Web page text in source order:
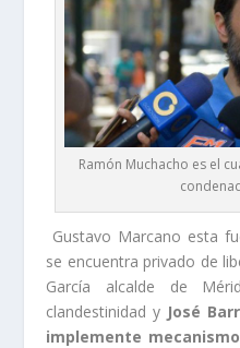
Ramón Muchacho es el
Gustavo Marcano esta
se encuentra privado de
García alcalde de
clandestinidad y José
implemente